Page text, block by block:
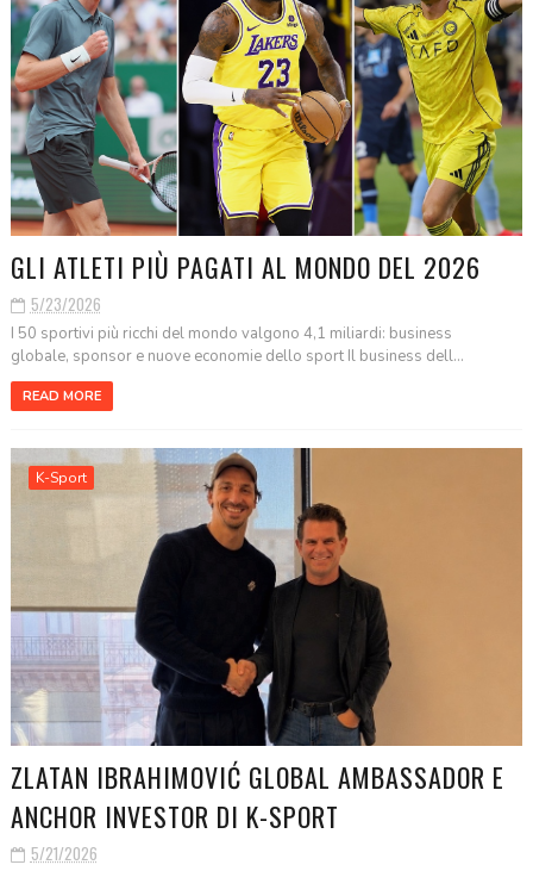
GLI ATLETI PIÙ PAGATI AL MONDO DEL 2026
5/23/2026
I 50 sportivi più ricchi del mondo valgono 4,1 miliardi: business
globale, sponsor e nuove economie dello sport Il business dell...
READ MORE
K-Sport
ZLATAN IBRAHIMOVIĆ GLOBAL AMBASSADOR E
ANCHOR INVESTOR DI K-SPORT
5/21/2026